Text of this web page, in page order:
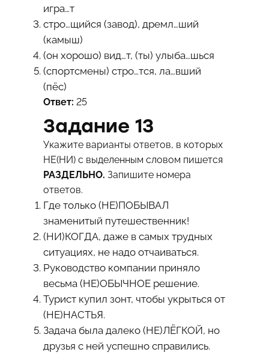
игра…т
стро…щийся (завод), дремл…ший
(камыш)
(он хорошо) вид…т, (ты) улыба…шься
(спортсмены) стро…тся, ла…вший
(пёс)
Ответ: 25
Задание 13
Укажите варианты ответов, в которых
НЕ(НИ) с выделенным словом пишется
РАЗДЕЛЬНО. Запишите номера
ответов.
Где только (НE)ПОБЫВАЛ
знаменитый путешественник!
(НИ)КОГДА, даже в самых трудных
ситуациях, не надо отчаиваться.
Руководство компании приняло
весьма (НЕ)ОБЫЧНОЕ решение.
Турист купил зонт, чтобы укрыться от
(НE)НАСТЬЯ.
Задача была далеко (НЕ)ЛЁГКОЙ, но
друзья с ней успешно справились.